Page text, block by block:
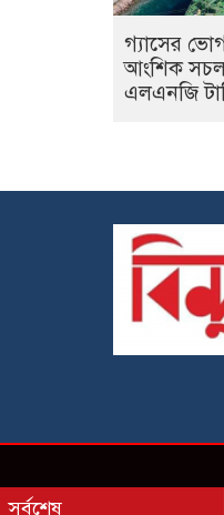
গ্যাসের
আংশিক
এলএনজি
সর্বশেষ